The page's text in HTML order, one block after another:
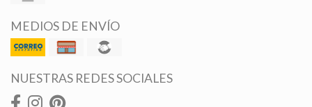
MEDIOS DE ENVÍO
NUESTRAS REDES SOCIALES